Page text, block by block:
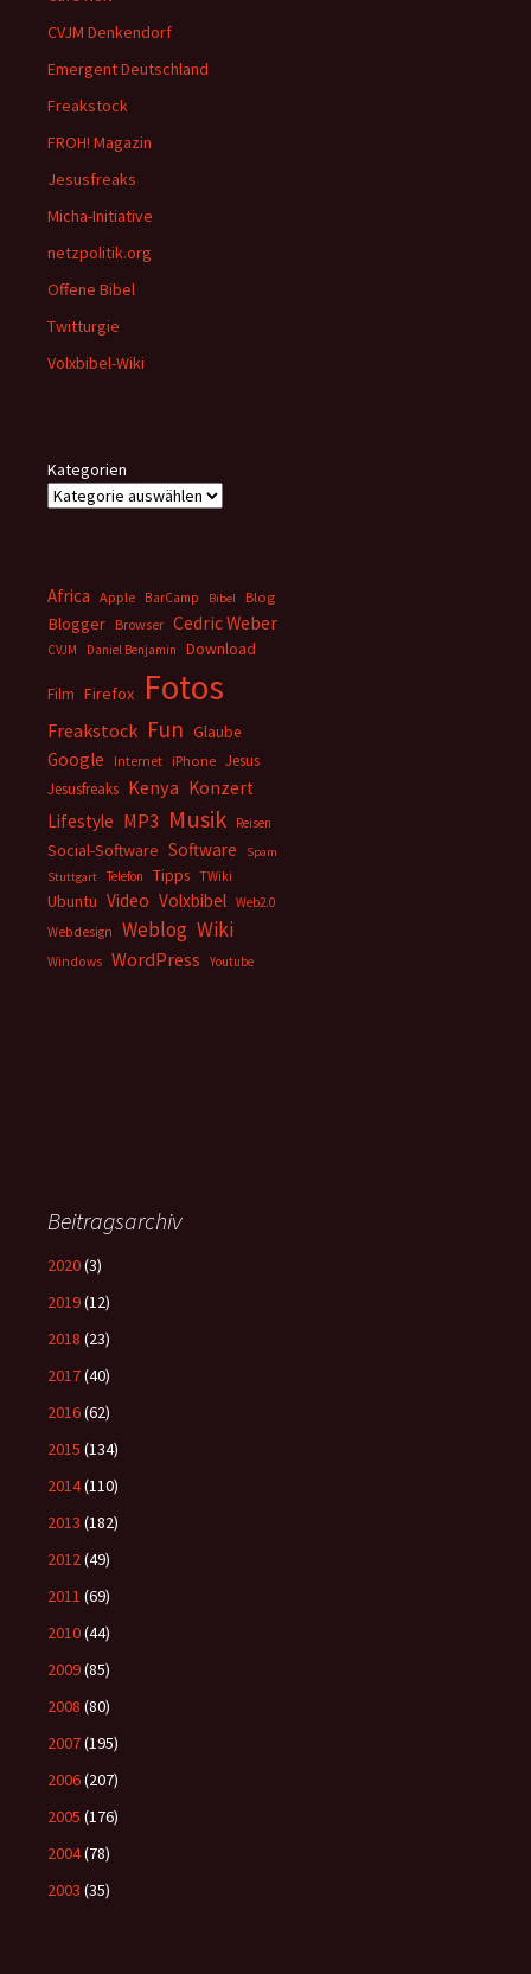
CVJM Denkendorf
Emergent Deutschland
Freakstock
FROH! Magazin
Jesusfreaks
Micha-Initiative
netzpolitik.org
Offene Bibel
Twitturgie
Volxbibel-Wiki
Kategorien
Africa Apple BarCamp Bibel Blog
Blogger Browser Cedric Weber
CVJM Daniel Benjamin Download
Film Firefox Fotos
Freakstock Fun Glaube
Google Internet iPhone Jesus
Jesusfreaks Kenya Konzert
Lifestyle MP3 Musik Reisen
Social-Software Software
Spam
Stuttgart
Telefon Tipps TWiki
Ubuntu Video Volxbibel Web2.0
Webdesign
Weblog Wiki
Windows WordPress Youtube
Beitragsarchiv
2020(3)
2019(12)
2018 (23)
2017(40)
2016(62)
2015 (134)
2014(110)
2013 (182)
2012(49)
2011 (69)
2010(44)
2009(85)
2008 (80)
2007(195)
2006(207)
2005 (176)
2004(78)
2003 (35)